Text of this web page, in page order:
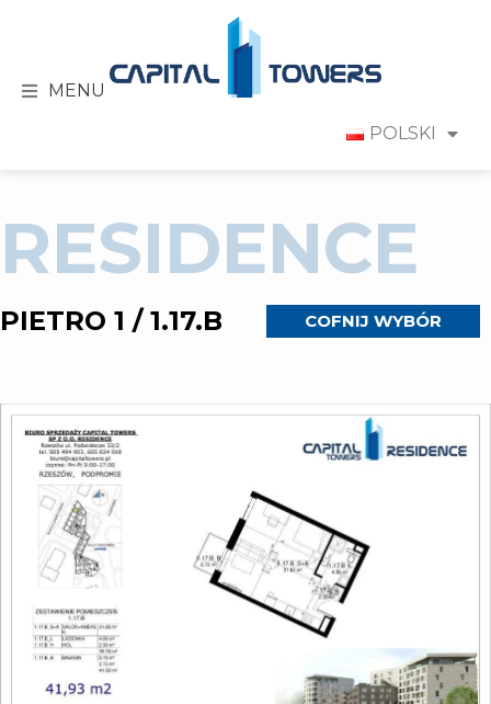
MENU
POLSKI
RESIDENCE
PIETRO 1 / 1.17.B COFNIJ WYBÓR